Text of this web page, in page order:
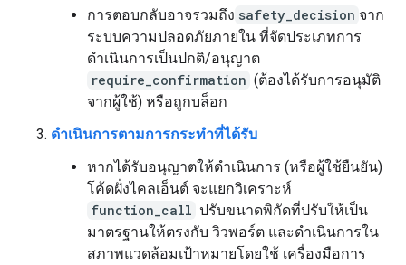
การตอบกลับอาจรวมถึง safety_decision จาก
ระบบความปลอดภัยภายใน ที่จัดประเภทการ
ดำเนินการเป็นปกติ/อนุญาต
require_confirmation (ต้องได้รับการอนุมัติ
จากผู้ใช้) หรือถูกบล็อก
ดำเนินการตามการกระทำที่ได้รับ
หากได้รับอนุญาตให้ดำเนินการ (หรือผู้ใช้ยืนยัน)
โค้ดฝั่งไคลเอ็นต์ จะแยกวิเคราะห์
function_call ปรับขนาดพิกัดที่ปรับให้เป็น
มาตรฐานให้ตรงกับ วิวพอร์ต และดำเนินการใน
สภาพแวดล้อมเป้าหมายโดยใช้ เครื่องมือการ